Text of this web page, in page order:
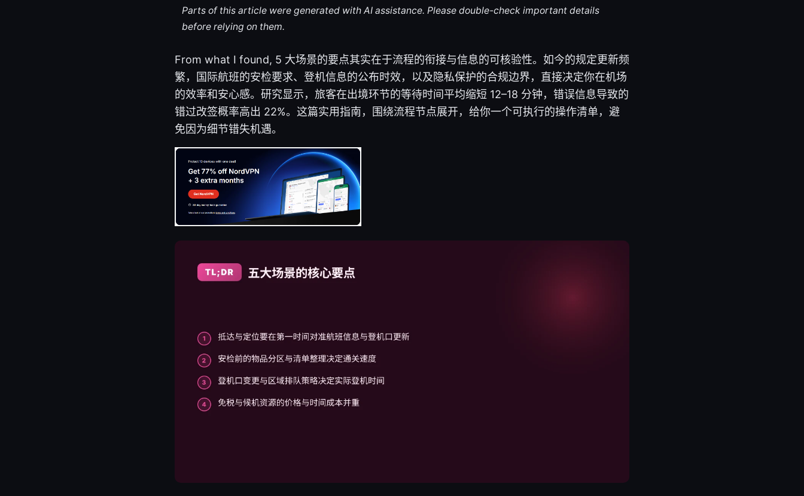
Parts of this article were generated with AI assistance. Please double-check important details
before relying on them.
From what I found, 5 大场景的要点其实在于流程的衔接与信息的可核验性。如今的规定更新频
繁，国际航班的安检要求、登机信息的公布时效，以及隐私保护的合规边界，直接决定你在机场
的效率和安心感。研究显示，旅客在出境环节的等待时间平均缩短 12–18 分钟，错误信息导致的
错过改签概率高出 22%。这篇实用指南，围绕流程节点展开，给你一个可执行的操作清单，避
免因为细节错失机遇。